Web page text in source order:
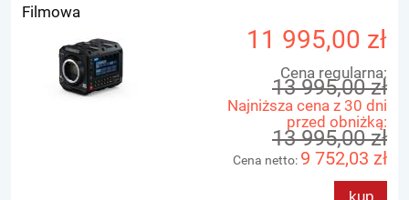
Filmowa
11 995,00 zł
Cena regularna:
13 995,00 zł
Najniższa cena z 30 dni
przed obniżką:
13 995,00 zł
Cena netto: 9 752,03 zł